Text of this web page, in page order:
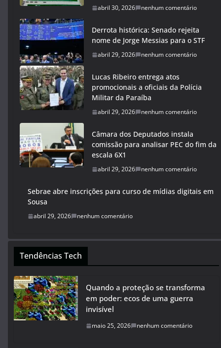
abril 30, 2026 nenhum comentário
Derrota histórica: Senado rejeita
nome de Jorge Messias para o STF
abril 29, 2026 nenhum comentário
Lucas Ribeiro entrega atos
promocionais a oficiais da Polícia
Militar da Paraíba
abril 29, 2026 nenhum comentário
Câmara dos Deputados instala
comissão para analisar PEC do fim da
escala 6X1
abril 29, 2026 nenhum comentário
Sebrae abre inscrições para curso de mídias digitais em
Sousa
abril 29, 2026 nenhum comentário
Tendências Tech
Quando a proteção se transforma
em poder: ecos de uma guerra
invisível
maio 25, 2026 nenhum comentário